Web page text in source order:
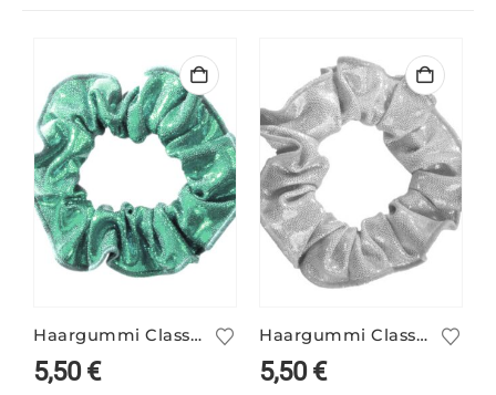
Haargummi Classic mint
5,50€
Haargummi Classic silber
5,50€